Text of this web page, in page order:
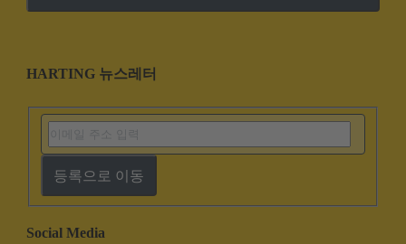
HARTING 뉴스레터
등록으로 이동
Social Media